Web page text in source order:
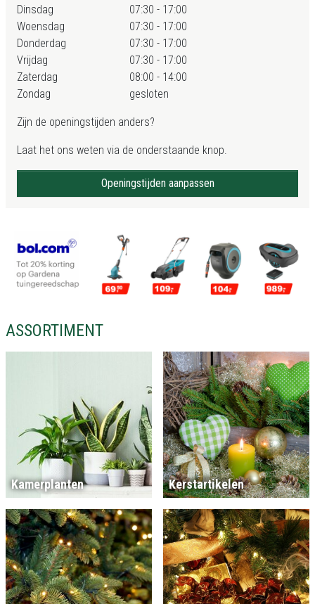
Dinsdag
07:30 - 17:00
Woensdag
07:30 - 17:00
Donderdag
07:30 - 17:00
Vrijdag
07:30 - 17:00
Zaterdag
08:00 - 14:00
Zondag
gesloten
Zijn de openingstijden anders?
Laat het ons weten via de onderstaande knop.
Openingstijden aanpassen
ASSORTIMENT
Kamerplanten Kerstartikelen